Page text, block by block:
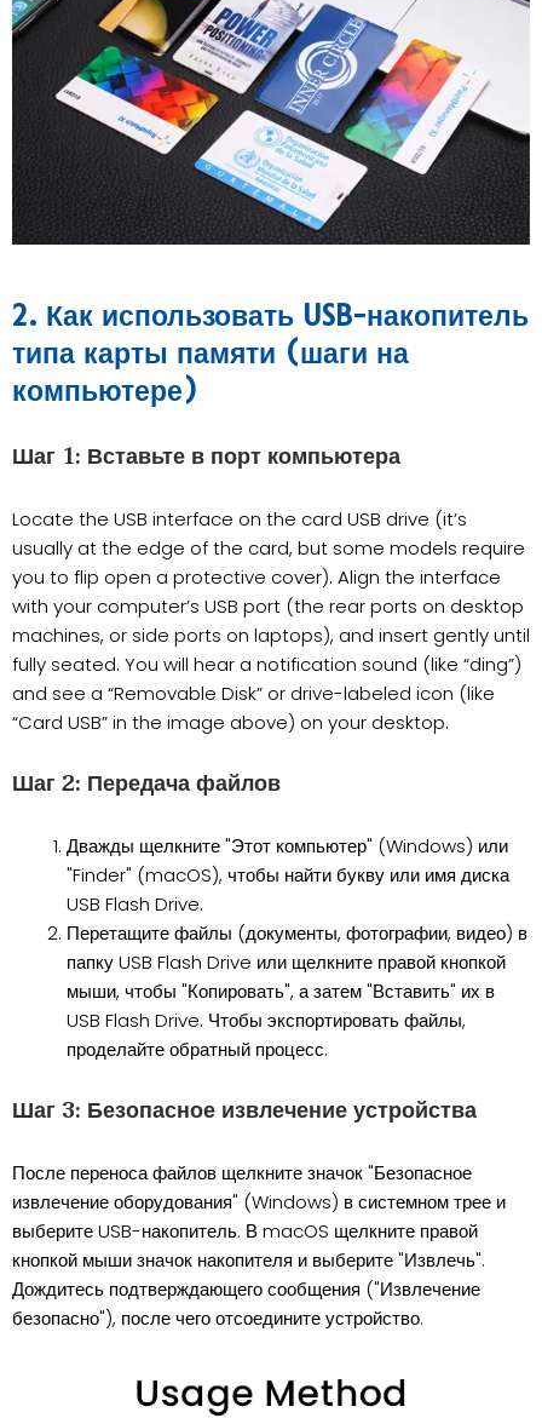
2. Как использовать USB-накопитель
типа карты памяти (шаги на
компьютере)
Шаг 1: Вставьте в порт компьютера
Locate the USB interface on the card USB drive (it’s
usually at the edge of the card, but some models require
you to flip open a protective cover). Align the interface
with your computer’s USB port (the rear ports on desktop
machines, or side ports on laptops), and insert gently until
fully seated. You will hear a notification sound (like “ding”)
and see a “Removable Disk” or drive-labeled icon (like
“Card USB” in the image above) on your desktop.
Шаг 2: Передача файлов
Дважды щелкните "Этот компьютер" (Windows) или
"Finder" (macOS), чтобы найти букву или имя диска
USB Flash Drive.
Перетащите файлы (документы, фотографии, видео) в
папку USB Flash Drive или щелкните правой кнопкой
мыши, чтобы "Копировать", а затем "Вставить" их в
USB Flash Drive. Чтобы экспортировать файлы,
проделайте обратный процесс.
Шаг 3: Безопасное извлечение устройства
После переноса файлов щелкните значок "Безопасное
извлечение оборудования" (Windows) в системном трее и
выберите USB-накопитель. В macOS щелкните правой
кнопкой мыши значок накопителя и выберите "Извлечь".
Дождитесь подтверждающего сообщения ("Извлечение
безопасно"), после чего отсоедините устройство.